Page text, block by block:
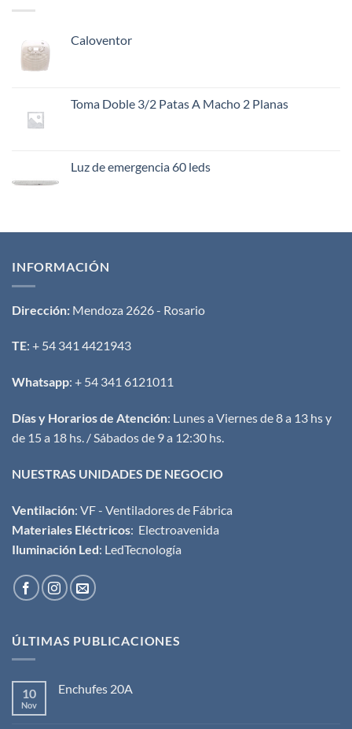
Caloventor
Toma Doble 3/2 Patas A Macho 2 Planas
Luz de emergencia 60 leds
INFORMACIÓN
Dirección: Mendoza 2626 - Rosario
TE: + 54 341 4421943
Whatsapp: + 54 341 6121011
Días y Horarios de Atención: Lunes a Viernes de 8 a 13 hs y
de 15 a 18 hs. / Sábados de 9 a 12:30 hs.
NUESTRAS UNIDADES DE NEGOCIO
Ventilación: VF - Ventiladores de Fábrica
Materiales Eléctricos: Electroavenida
Iluminación Led: LedTecnología
ÚLTIMAS PUBLICACIONES
10
Nov
Enchufes 20A